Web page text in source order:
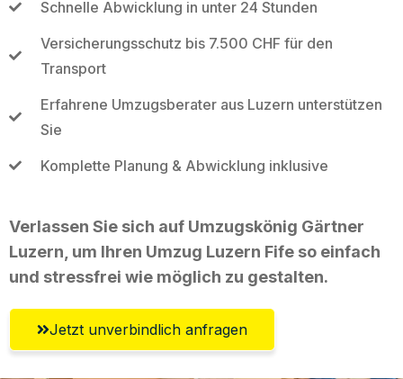
Schnelle Abwicklung in unter 24 Stunden
Versicherungsschutz bis 7.500 CHF für den
Transport
Erfahrene Umzugsberater aus Luzern unterstützen
Sie
Komplette Planung & Abwicklung inklusive
Verlassen Sie sich auf Umzugskönig Gärtner
Luzern, um Ihren Umzug Luzern Fife so einfach
und stressfrei wie möglich zu gestalten.
Jetzt unverbindlich anfragen